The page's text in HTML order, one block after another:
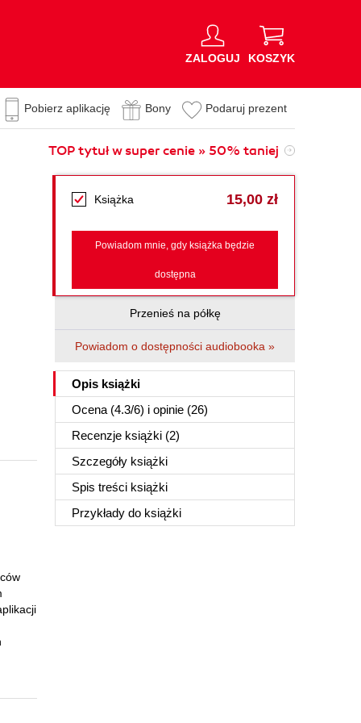
ZALOGUJ KOSZYK
Pobierz aplikację Bony Podaruj prezent
TOP tytuł w super cenie » 50% taniej
Książka 15,00 zł
Powiadom mnie, gdy książka będzie
dostępna
Przenieś na półkę
Powiadom o dostępności audiobooka »
Opis książki
Ocena (4.3/6) i opinie (26)
Recenzje książki (2)
Szczegóły książki
Spis treści książki
Przykłady do książki